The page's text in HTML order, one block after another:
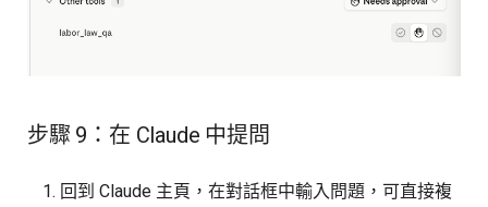
步驟 9：在 Claude 中提問
回到 Claude 主頁，在對話框中輸入問題，可直接複